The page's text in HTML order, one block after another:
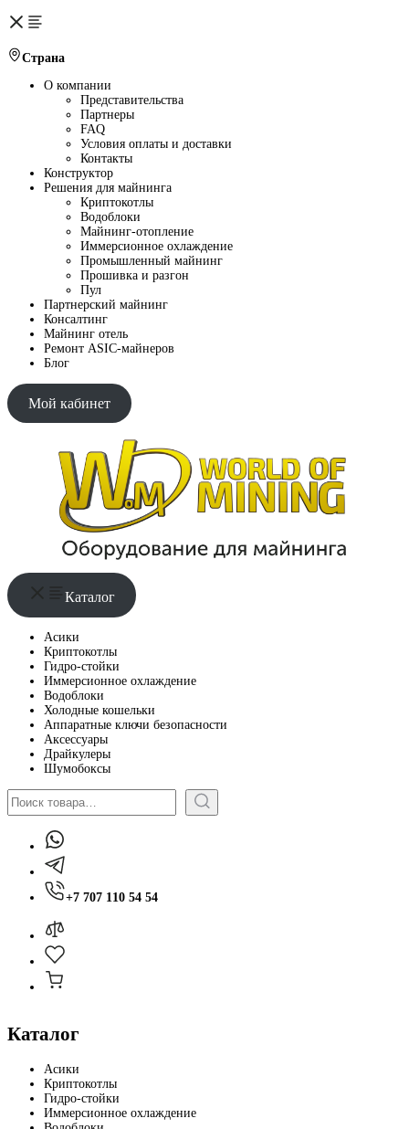
Страна
О компании
Представительства
Партнеры
FAQ
Условия оплаты и доставки
Контакты
Конструктор
Решения для майнинга
Криптокотлы
Водоблоки
Майнинг-отопление
Иммерсионное охлаждение
Промышленный майнинг
Прошивка и разгон
Пул
Партнерский майнинг
Консалтинг
Майнинг отель
Ремонт ASIC-майнеров
Блог
Мой кабинет
Каталог
Асики
Криптокотлы
Гидро-стойки
Иммерсионное охлаждение
Водоблоки
Холодные кошельки
Аппаратные ключи безопасности
Аксессуары
Драйкулеры
Шумобоксы
Поиск
+7 707 110 54 54
Каталог
Асики
Криптокотлы
Гидро-стойки
Иммерсионное охлаждение